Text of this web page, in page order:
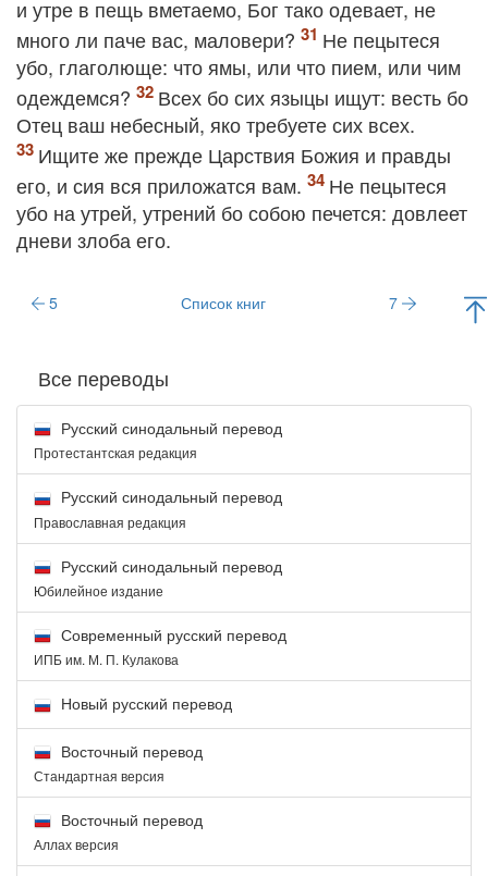
и утре в пещь вметаемо, Бог тако одевает, не
много ли паче вас, маловери?
Не пецытеся
убо, глаголюще: что ямы, или что пием, или чим
одеждемся?
Всех бо сих языцы ищут: весть бо
Отец ваш небесный, яко требуете сих всех.
Ищите же прежде Царствия Божия и правды
его, и сия вся приложатся вам.
Не пецытеся
убо на утрей, утрений бо собою печется: довлеет
дневи злоба его.
5 Список книг 7
Все переводы
Русский синодальный перевод
Протестантская редакция
Русский синодальный перевод
Православная редакция
Русский синодальный перевод
Юбилейное издание
Современный русский перевод
ИПБ им. М. П. Кулакова
Новый русский перевод
Восточный перевод
Стандартная версия
Восточный перевод
Аллах версия